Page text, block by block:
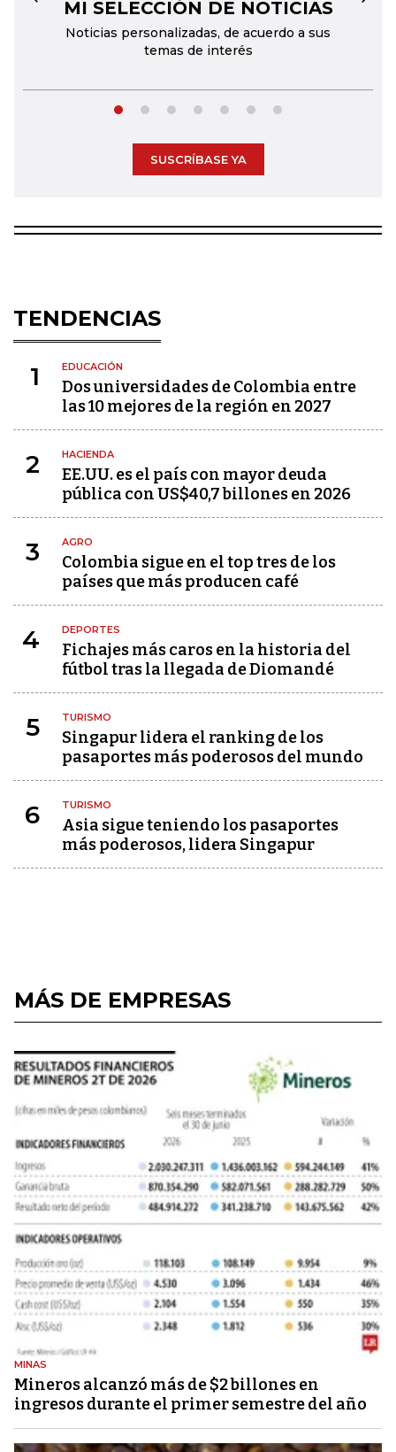
MI SELECCIÓN DE NOTICIAS
Noticias personalizadas, de acuerdo a sus
temas de interés
← →
SUSCRÍBASE YA
TENDENCIAS
1 EDUCACIÓN
Dos universidades de Colombia entre
las 10 mejores de la región en 2027
2 HACIENDA
EE.UU. es el país con mayor deuda
pública con US$40,7 billones en 2026
3 AGRO
Colombia sigue en el top tres de los
países que más producen café
4 DEPORTES
Fichajes más caros en la historia del
fútbol tras la llegada de Diomandé
5 TURISMO
Singapur lidera el ranking de los
pasaportes más poderosos del mundo
6 TURISMO
Asia sigue teniendo los pasaportes
más poderosos, lidera Singapur
MÁS DE EMPRESAS
MINAS
Mineros alcanzó más de $2 billones en
ingresos durante el primer semestre del año